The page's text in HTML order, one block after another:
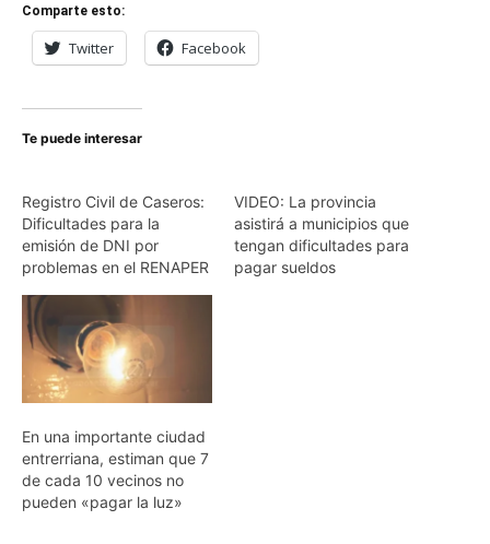
Comparte esto:
Twitter Facebook
Te puede interesar
Registro Civil de Caseros:
Dificultades para la
emisión de DNI por
problemas en el RENAPER
VIDEO: La provincia
asistirá a municipios que
tengan dificultades para
pagar sueldos
En una importante ciudad
entrerriana, estiman que 7
de cada 10 vecinos no
pueden «pagar la luz»